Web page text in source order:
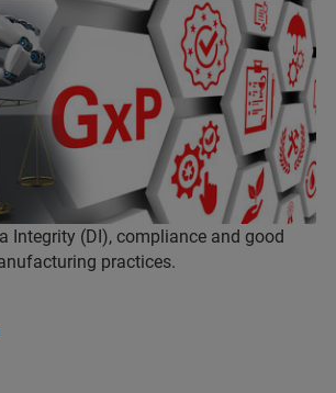
Integrity (DI), compliance and good
practices.